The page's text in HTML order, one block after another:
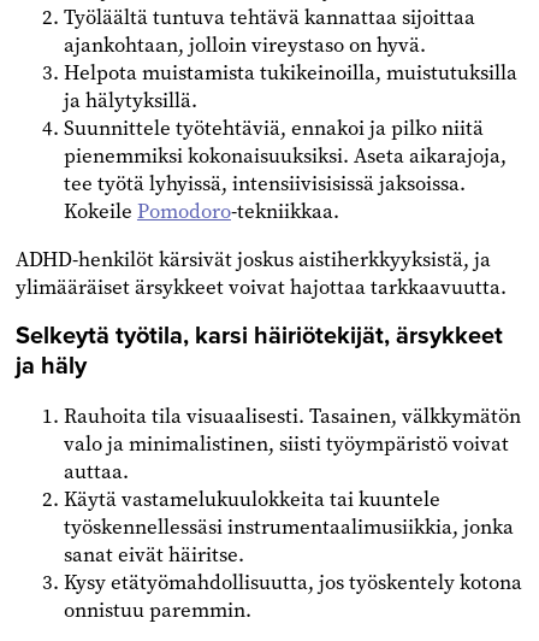
Työläältä tuntuva tehtävä kannattaa sijoittaa
ajankohtaan, jolloin vireystaso on hyvä.
Helpota muistamista tukikeinoilla, muistutuksilla
ja hälytyksillä.
Suunnittele työtehtäviä, ennakoi ja pilko niitä
pienemmiksi kokonaisuuksiksi. Aseta aikarajoja,
tee työtä lyhyissä, intensiivisisissä jaksoissa.
Kokeile Pomodoro-tekniikkaa.
ADHD-henkilöt kärsivät joskus aistiherkkyyksistä, ja
ylimääräiset ärsykkeet voivat hajottaa tarkkaavuutta.
Selkeytä työtila, karsi häiriötekijät, ärsykkeet
ja häly
Rauhoita tila visuaalisesti. Tasainen, välkkymätön
valo ja minimalistinen, siisti työympäristö voivat
auttaa.
Käytä vastamelukuulokkeita tai kuuntele
työskennellessäsi instrumentaalimusiikkia, jonka
sanat eivät häiritse.
Kysy etätyömahdollisuutta, jos työskentely kotona
onnistuu paremmin.